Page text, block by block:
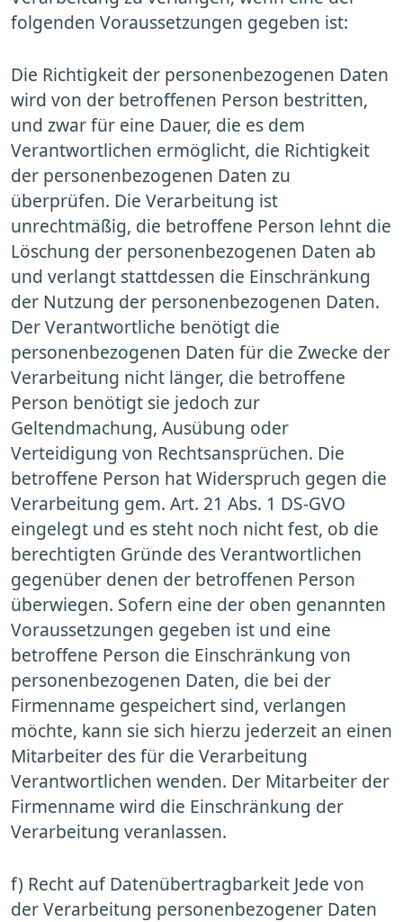
folgenden Voraussetzungen gegeben ist:
Die Richtigkeit der personenbezogenen Daten
wird von der betroffenen Person bestritten,
und zwar für eine Dauer, die es dem
Verantwortlichen ermöglicht, die Richtigkeit
der personenbezogenen Daten zu
überprüfen. Die Verarbeitung ist
unrechtmäßig, die betroffene Person lehnt die
Löschung der personenbezogenen Daten ab
und verlangt stattdessen die Einschränkung
der Nutzung der personenbezogenen Daten.
Der Verantwortliche benötigt die
personenbezogenen Daten für die Zwecke der
Verarbeitung nicht länger, die betroffene
Person benötigt sie jedoch zur
Geltendmachung, Ausübung oder
Verteidigung von Rechtsansprüchen. Die
betroffene Person hat Widerspruch gegen die
Verarbeitung gem. Art. 21 Abs. 1 DS-GVO
eingelegt und es steht noch nicht fest, ob die
berechtigten Gründe des Verantwortlichen
gegenüber denen der betroffenen Person
überwiegen. Sofern eine der oben genannten
Voraussetzungen gegeben ist und eine
betroffene Person die Einschränkung von
personenbezogenen Daten, die bei der
Firmenname gespeichert sind, verlangen
möchte, kann sie sich hierzu jederzeit an einen
Mitarbeiter des für die Verarbeitung
Verantwortlichen wenden. Der Mitarbeiter der
Firmenname wird die Einschränkung der
Verarbeitung veranlassen.
f) Recht auf Datenübertragbarkeit Jede von
der Verarbeitung personenbezogener Daten